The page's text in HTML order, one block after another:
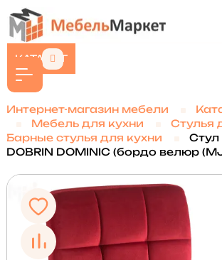
КАТАЛОГ
Интернет-магазин мебели
Мебель для кухни
Стулья
Барные стулья для кухни
DOBRIN DOMINIC (бордо велюр